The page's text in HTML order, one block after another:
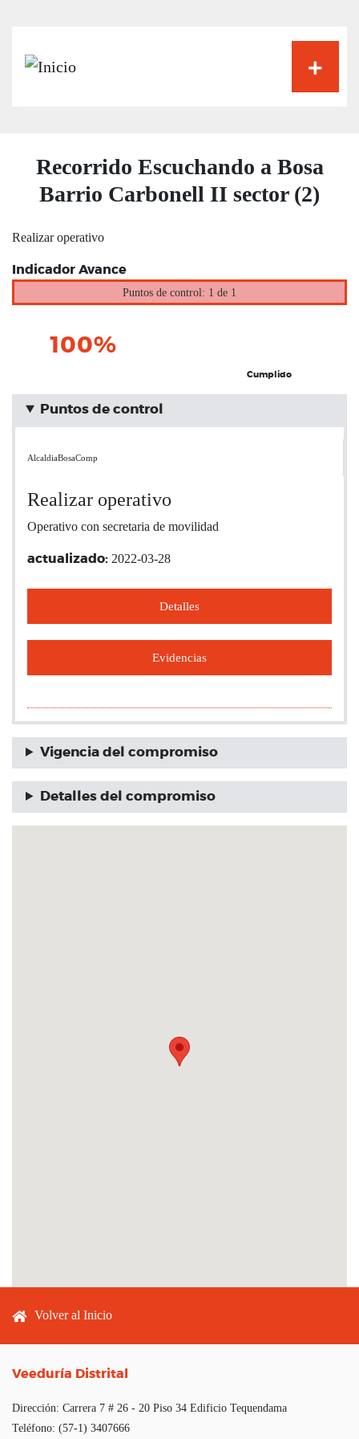
Recorrido Escuchando a Bosa
Barrio Carbonell II sector (2)
Realizar operativo
Indicador Avance
Puntos de control: 1 de 1
100%
Cumplido
Puntos de control
AlcaldiaBosaComp
Realizar operativo
Operativo con secretaria de movilidad
actualizado: 2022-03-28
Detalles
Evidencias
Vigencia del compromiso
Detalles del compromiso
Footer menu
Volver al Inicio
Veeduría Distrital
Dirección: Carrera 7 # 26 - 20 Piso 34 Edificio Tequendama
Teléfono: (57-1) 3407666